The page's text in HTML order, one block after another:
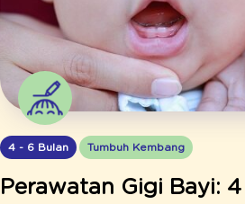
4 - 6 Bulan Tumbuh Kembang
Perawatan Gigi Bayi: 4